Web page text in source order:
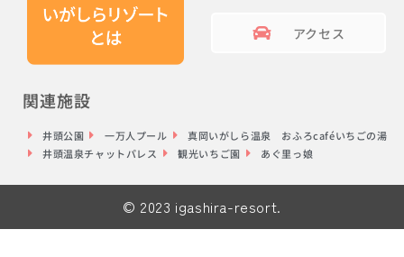
アクセス
関連施設
井頭公園 一万人プール
真岡いがしら温泉 おふろcaféいちごの湯
井頭温泉チャットパレス
観光いちご園 あぐ里っ娘
© 2023 igashira-resort.